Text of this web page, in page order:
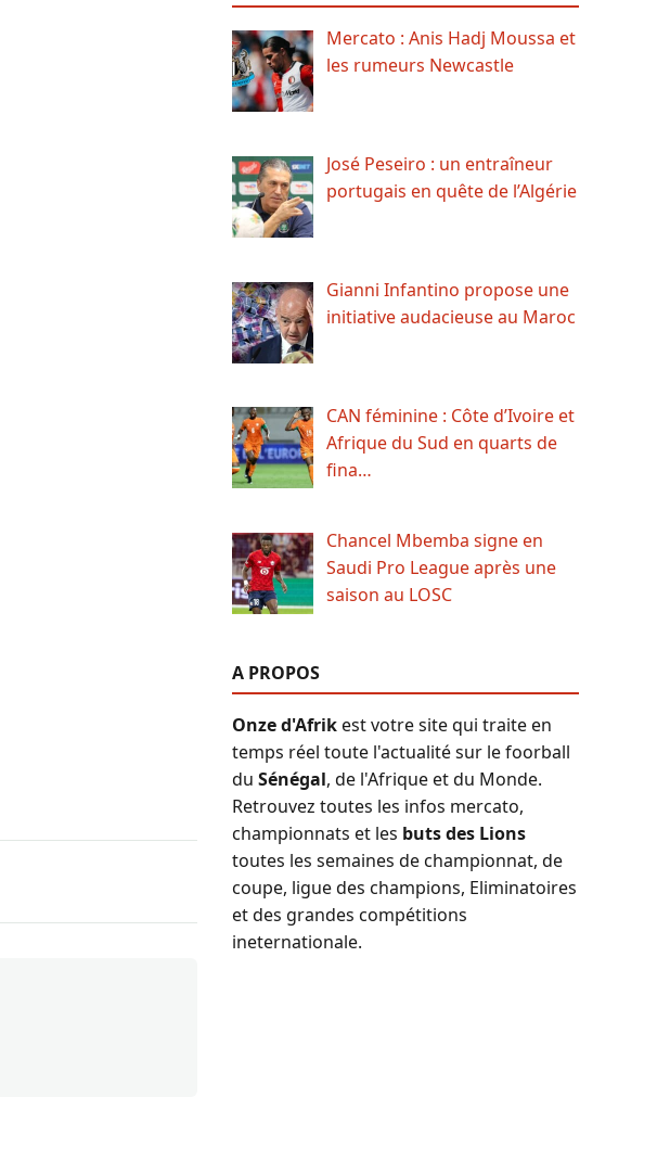
Mercato : Anis Hadj Moussa et
les rumeurs Newcastle
José Peseiro : un entraîneur
portugais en quête de l’Algérie
Gianni Infantino propose une
initiative audacieuse au Maroc
CAN féminine : Côte d’Ivoire et
Afrique du Sud en quarts de
fina…
Chancel Mbemba signe en
Saudi Pro League après une
saison au LOSC
A PROPOS
Onze d'Afrikest votre site qui traite en
temps réel toute l'actualité sur le foorball
du Sénégal, de l'Afrique et du Monde.
Retrouvez toutes les infos mercato,
championnats et les buts des Lions
toutes les semaines de championnat, de
coupe, ligue des champions, Eliminatoires
et des grandes compétitions
ineternationale.